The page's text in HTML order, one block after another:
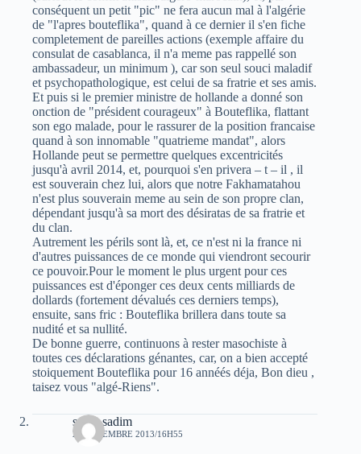
conséquent un petit "pic" ne fera aucun mal à l'algérie
de "l'apres bouteflika", quand à ce dernier il s'en fiche
completement de pareilles actions (exemple affaire du
consulat de casablanca, il n'a meme pas rappellé son
ambassadeur, un minimum ), car son seul souci maladif
et psychopathologique, est celui de sa fratrie et ses amis.
Et puis si le premier ministre de hollande a donné son
onction de "président courageux" à Bouteflika, flattant
son ego malade, pour le rassurer de la position francaise
quand à son innomable "quatrieme mandat", alors
Hollande peut se permettre quelques excentricités
jusqu'à avril 2014, et, pourquoi s'en privera – t – il , il
est souverain chez lui, alors que notre Fakhamatahou
n'est plus souverain meme au sein de son propre clan,
dépendant jusqu'à sa mort des désiratas de sa fratrie et
du clan.
Autrement les périls sont là, et, ce n'est ni la france ni
d'autres puissances de ce monde qui viendront secourir
ce pouvoir.Pour le moment le plus urgent pour ces
puissances est d'éponger ces deux cents milliards de
dollards (fortement dévalués ces derniers temps),
ensuite, sans fric : Bouteflika brillera dans toute sa
nudité et sa nullité.
De bonne guerre, continuons à rester masochiste à
toutes ces déclarations génantes, car, on a bien accepté
stoiquement Bouteflika pour 16 annéés déja, Bon dieu ,
taisez vous "algé-Riens".
sarah sadim
21 DÉCEMBRE 2013/16H55